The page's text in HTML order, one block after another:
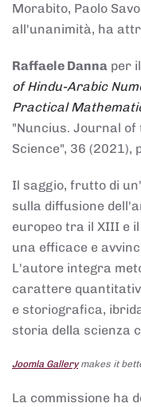
Morabito, Paolo
all'unanimità, ha
Raffaele Danna per
of Hindu-Arabic
Practical
"Nuncius. Journal
Science", 36 (2021),
Il saggio, frutto di
sulla diffusione
europeo tra il XIII e
una efficace e
L'autore integra
carattere
e storiografica,
storia della scienza
Joomla Gallerymakes it
La commissione ha